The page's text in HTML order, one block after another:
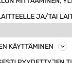
JA/TAI
KÄYTTÄMINEN